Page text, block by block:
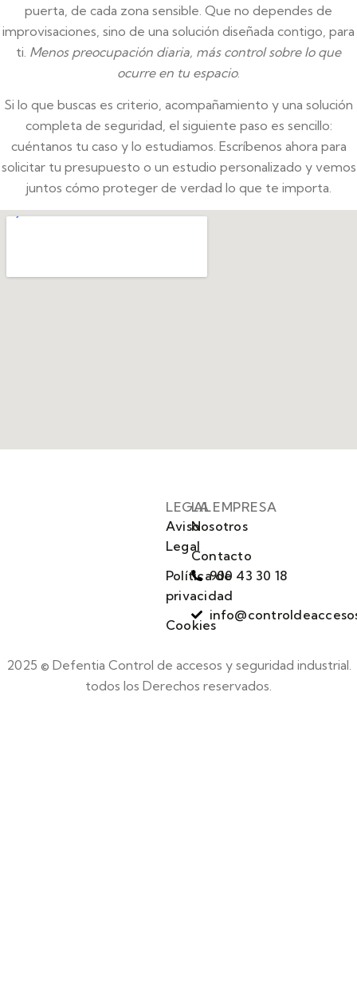
puerta, de cada zona sensible. Que no dependes de
improvisaciones, sino de una solución diseñada contigo, para
ti. Menos preocupación diaria, más control sobre lo que
ocurre en tu espacio.
Si lo que buscas es criterio, acompañamiento y una solución
completa de seguridad, el siguiente paso es sencillo:
cuéntanos tu caso y lo estudiamos. Escríbenos ahora para
solicitar tu presupuesto o un estudio personalizado y vemos
juntos cómo proteger de verdad lo que te importa.
LEGAL
Aviso
Legal
Política de
privacidad
Cookies
LA EMPRESA
Nosotros
Contacto
900 43 30 18
2025 © Defentia Control de accesos y seguridad industrial.
todos los Derechos reservados.